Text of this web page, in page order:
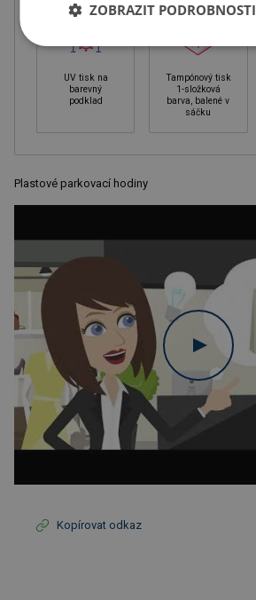
UV tisk na
barevný
podklad
Tampónový tisk
1-složková
barva, balené v
sáčku
Plastové parkovací hodiny
Kopírovat odkaz
ZOBRAZIT PODROBNOSTI